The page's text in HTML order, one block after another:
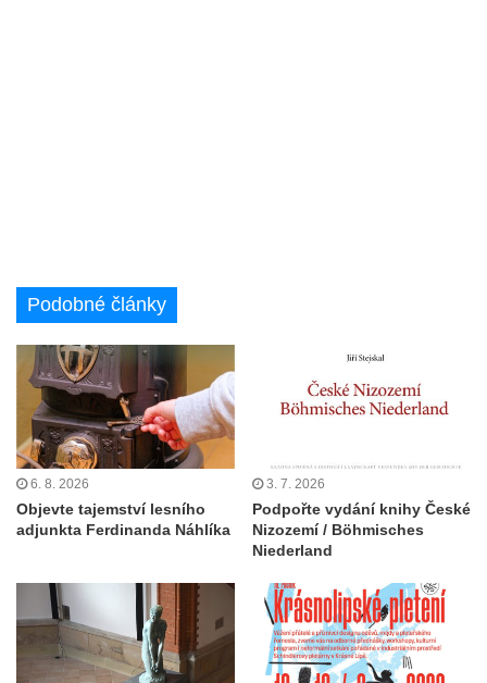
Podobné články
6. 8. 2026
Objevte tajemství lesního
adjunkta Ferdinanda Náhlíka
3. 7. 2026
Podpořte vydání knihy České
Nizozemí / Böhmisches
Niederland